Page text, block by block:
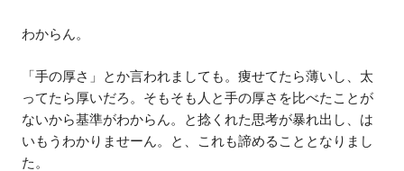
わからん。
「手の厚さ」とか言われましても。痩せてたら薄いし、太
ってたら厚いだろ。そもそも人と手の厚さを比べたことが
ないから基準がわからん。と捻くれた思考が暴れ出し、は
いもうわかりませーん。と、これも諦めることとなりまし
た。